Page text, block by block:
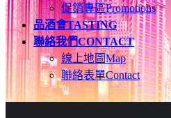
促銷專區Promotions
品酒會TASTING
聯絡我們CONTACT
線上地圖Map
聯絡表單Contact